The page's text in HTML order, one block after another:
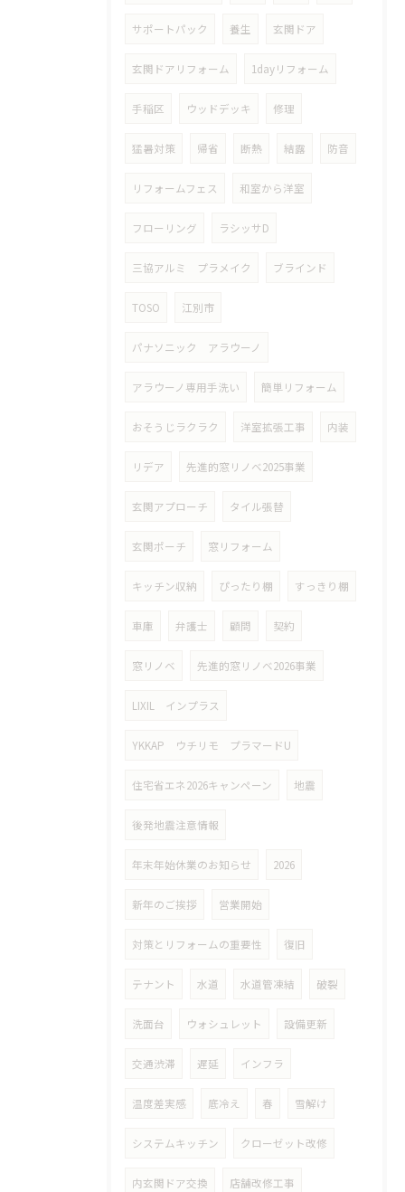
サポートパック 養生 玄関ドア
玄関ドアリフォーム 1dayリフォーム
手稲区 ウッドデッキ 修理
猛暑対策 帰省 断熱 結露 防音
リフォームフェス 和室から洋室
フローリング ラシッサD
三協アルミ プラメイク ブラインド
TOSO 江別市
パナソニック アラウーノ
アラウーノ専用手洗い 簡単リフォーム
おそうじラクラク 洋室拡張工事 内装
リデア 先進的窓リノベ2025事業
玄関アプローチ タイル張替
玄関ポーチ 窓リフォーム
キッチン収納 ぴったり棚 すっきり棚
車庫 弁護士 顧問 契約
窓リノベ 先進的窓リノベ2026事業
LIXIL インプラス
YKKAP ウチリモ プラマードU
住宅省エネ2026キャンペーン 地震
後発地震注意情報
年末年始休業のお知らせ 2026
新年のご挨拶 営業開始
対策とリフォームの重要性 復旧
テナント 水道 水道管凍結 破裂
洗面台 ウォシュレット 設備更新
交通渋滞 遅延 インフラ
温度差実感 底冷え 春 雪解け
システムキッチン クローゼット改修
内玄関ドア交換 店舗改修工事